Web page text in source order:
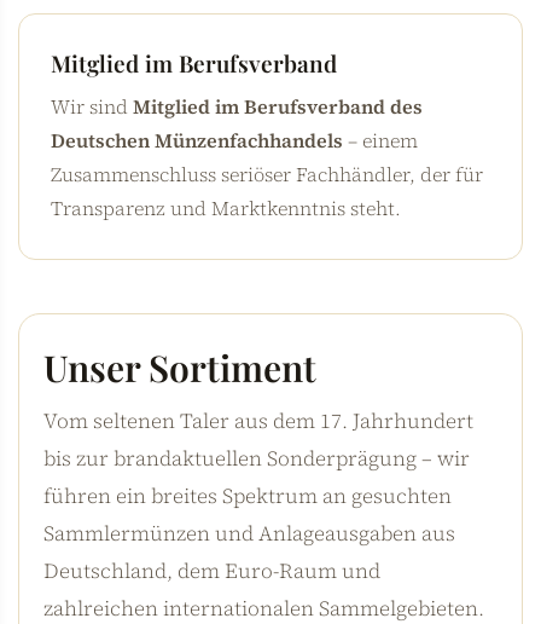
Mitglied im Berufsverband
Wir sindMitglied im Berufsverband des
Deutschen Münzenfachhandels – einem
Zusammenschluss seriöser Fachhändler, der für
Transparenz und Marktkenntnis steht.
Unser Sortiment
Vom seltenen Taler aus dem 17. Jahrhundert
bis zur brandaktuellen Sonderprägung – wir
führen ein breites Spektrum an gesuchten
Sammlermünzen und Anlageausgaben aus
Deutschland, dem Euro-Raum und
zahlreichen internationalen Sammelgebieten.